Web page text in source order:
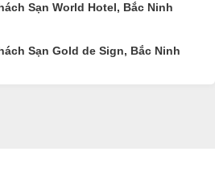
Sạn World Hotel, Bắc Ninh
Sạn Gold de Sign, Bắc Ninh